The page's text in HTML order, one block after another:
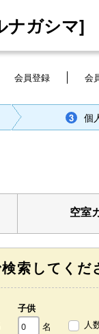
ナガシマ]
会員登録 会
3 個
空室
索してくだ
子供
名
人